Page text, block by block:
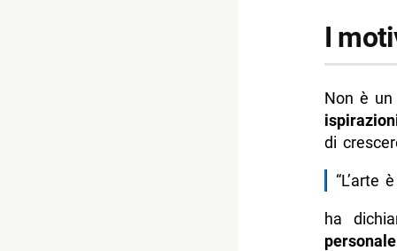
I
Non è
di
“L’arte
ha